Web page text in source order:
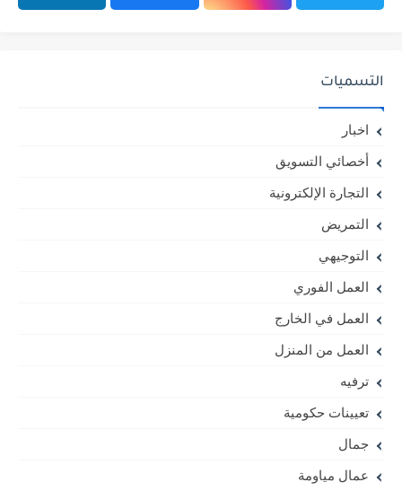
التسميات
اخبار
أخصائي التسويق
التجارة الإلكترونية
التمريض
التوجيهي
العمل الفوري
العمل في الخارج
العمل من المنزل
ترفيه
تعيينات حكومية
جمال
عمال مياومة